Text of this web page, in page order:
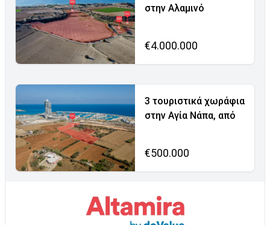
στην Αλαμινό
€4.000.000
3 τουριστικά χωράφια
στην Αγία Νάπα, από
€500.000